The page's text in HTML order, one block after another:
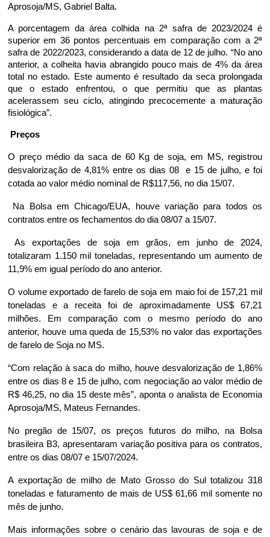
Aprosoja/MS, Gabriel Balta.
A porcentagem da área colhida na 2ª safra de 2023/2024 é
superior em 36 pontos percentuais em comparação com a 2ª
safra de 2022/2023, considerando a data de 12 de julho. “No ano
anterior, a colheita havia abrangido pouco mais de 4% da área
total no estado. Este aumento é resultado da seca prolongada
que o estado enfrentou, o que permitiu que as plantas
acelerassem seu ciclo, atingindo precocemente a maturação
fisiológica”.
Preços
O preço médio da saca de 60 Kg de soja, em MS, registrou
desvalorização de 4,81% entre os dias 08 e 15 de julho, e foi
cotada ao valor médio nominal de R$117,56, no dia 15/07.
Na Bolsa em Chicago/EUA, houve variação para todos os
contratos entre os fechamentos do dia 08/07 a 15/07.
As exportações de soja em grãos, em junho de 2024,
totalizaram 1.150 mil toneladas, representando um aumento de
11,9% em igual período do ano anterior.
O volume exportado de farelo de soja em maio foi de 157,21 mil
toneladas e a receita foi de aproximadamente US$ 67,21
milhões. Em comparação com o mesmo período do ano
anterior, houve uma queda de 15,53% no valor das exportações
de farelo de Soja no MS.
“Com relação à saca do milho, houve desvalorização de 1,86%
entre os dias 8 e 15 de julho, com negociação ao valor médio de
R$ 46,25, no dia 15 deste mês”, aponta o analista de Economia
Aprosoja/MS, Mateus Fernandes.
No pregão de 15/07, os preços futuros do milho, na Bolsa
brasileira B3, apresentaram variação positiva para os contratos,
entre os dias 08/07 e 15/07/2024.
A exportação de milho de Mato Grosso do Sul totalizou 318
toneladas e faturamento de mais de US$ 61,66 mil somente no
mês de junho.
Mais informações sobre o cenário das lavouras de soja e de